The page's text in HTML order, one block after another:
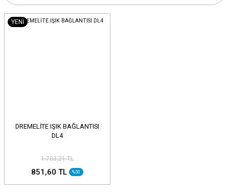
YENİ
DREMELİTE IŞIK BAĞLANTISI
DL4
1.703,21 TL
851,60 TL %50